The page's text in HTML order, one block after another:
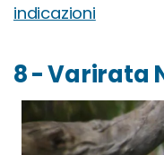
indicazioni
8 - Varirata